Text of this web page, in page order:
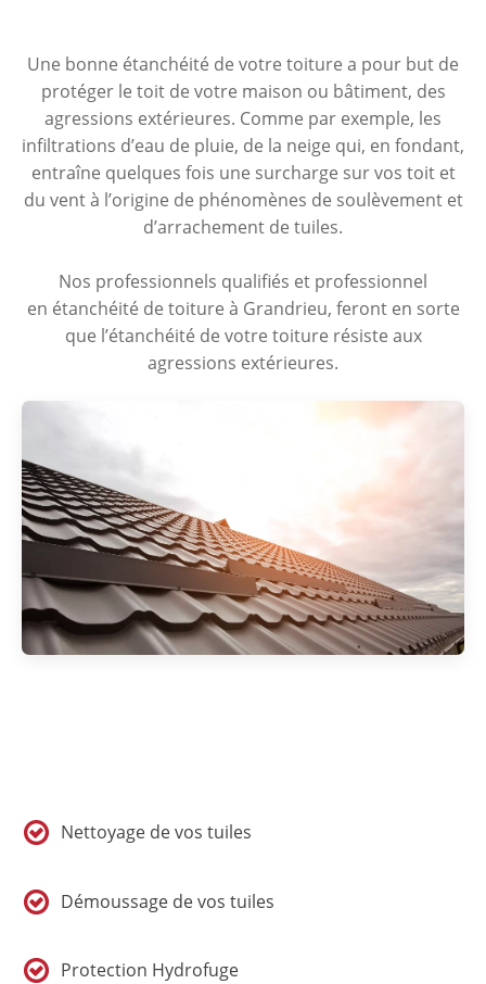
Une bonne étanchéité de votre toiture a pour but de
protéger le toit de votre maison ou bâtiment, des
agressions extérieures. Comme par exemple, les
infiltrations d’eau de pluie, de la neige qui, en fondant,
entraîne quelques fois une surcharge sur vos toit et
du vent à l’origine de phénomènes de soulèvement et
d’arrachement de tuiles.
Nos professionnels qualifiés et professionnel
en étanchéité de toiture à Grandrieu, feront en sorte
que l’étanchéité de votre toiture résiste aux
agressions extérieures.
Nettoyage de vos tuiles
Démoussage de vos tuiles
Protection Hydrofuge